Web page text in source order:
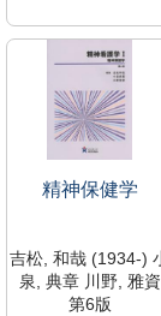
2022/07
WY/160/K
1003553
鷹野研究室（428研
究室）
専有資料のため閲覧
広尾研究室
精神保健学
吉松, 和哉 (1934-)
泉, 典章 川野, 雅資
第6版